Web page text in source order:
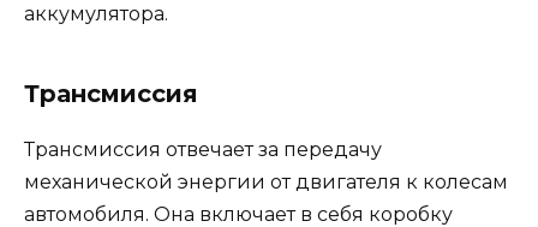
аккумулятора.
Трансмиссия
Трансмиссия отвечает за передачу
механической энергии от двигателя к колесам
автомобиля. Она включает в себя коробку